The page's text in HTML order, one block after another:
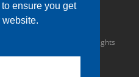
ensure you get
website.
Company Limited. All rights